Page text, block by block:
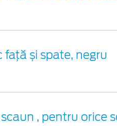
față și spate, negru
, pentru orice